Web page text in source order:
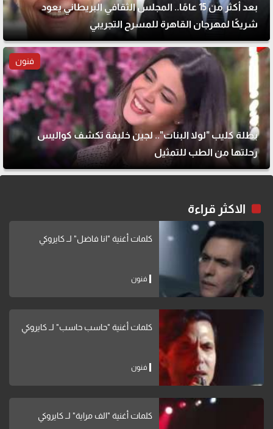
بعد أكثر من 15 عامًا.. المجلس الثقافي البريطاني يعود
شريكًا لمهرجان القاهرة للمسرح التجريبي
فنون
بطلة كليب "لولا البنات".. لجين خليفة تكشف كواليس
رحلتها من الطب للتمثيل
الاكثر قراءة
كلمات أغنية "انا فاضل" لــ كايروكي
فنون
كلمات أغنية "حاسب حاسب" لــ كايروكي
فنون
كلمات أغنية "الف مراية" لــ كايروكي